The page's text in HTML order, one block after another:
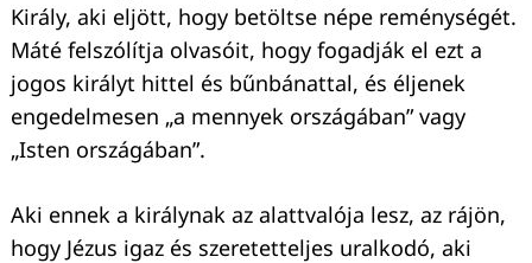
Király, aki eljött, hogy betöltse népe reménységét.
Máté felszólítja olvasóit, hogy fogadják el ezt a
jogos királyt hittel és bűnbánattal, és éljenek
engedelmesen „a mennyek országában” vagy
„Isten országában”.
Aki ennek a királynak az alattvalója lesz, az rájön,
hogy Jézus igaz és szeretetteljes uralkodó, aki